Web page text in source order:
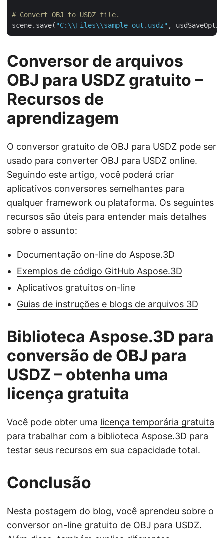
# Convert OBJ to USDZ file.
scene.save( "C:\\Files\\sample_out.usdz"
Conversor de arquivos
OBJ para USDZ gratuito –
Recursos de
aprendizagem
O conversor gratuito de OBJ para USDZ pode ser
usado para converter OBJ para USDZ online.
Seguindo este artigo, você poderá criar
aplicativos conversores semelhantes para
qualquer framework ou plataforma. Os seguintes
recursos são úteis para entender mais detalhes
sobre o assunto:
Documentação on-line do Aspose.3D
Exemplos de código GitHub Aspose.3D
Aplicativos gratuitos on-line
Guias de instruções e blogs de arquivos 3D
Biblioteca Aspose.3D para
conversão de OBJ para
USDZ – obtenha uma
licença gratuita
Você pode obter uma licença temporária gratuita
para trabalhar com a biblioteca Aspose.3D para
testar seus recursos em sua capacidade total.
Conclusão
Nesta postagem do blog, você aprendeu sobre o
conversor on-line gratuito de OBJ para USDZ.